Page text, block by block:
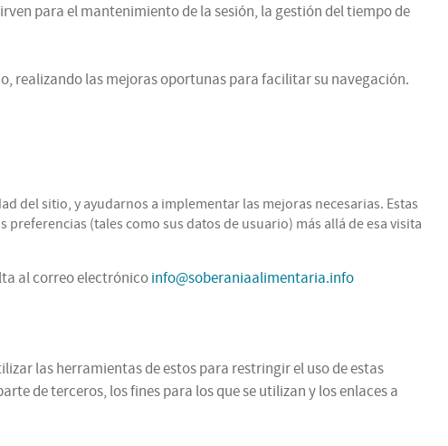
para el mantenimiento de la sesión, la gestión del tiempo de
realizando las mejoras oportunas para facilitar su navegación.
del sitio, y ayudarnos a implementar las mejoras necesarias. Estas
(tales como sus datos de usuario) más allá de esa visita
al correo electrónicoinfo@soberaniaalimentaria.info
las herramientas de estos para restringir el uso de estas
de terceros, los fines para los que se utilizan y los enlaces a